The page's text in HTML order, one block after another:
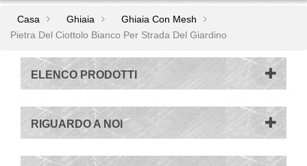
Casa Ghiaia
Ghiaia Con Mesh
Pietra Del Ciottolo Bianco Per Strada Del Giardino
ELENCO PRODOTTI
RIGUARDO A NOI